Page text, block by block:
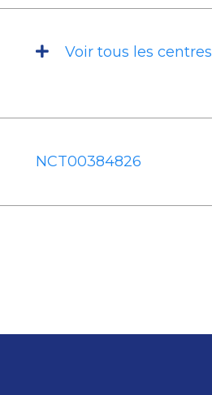
Voir tous les centres
NCT00384826